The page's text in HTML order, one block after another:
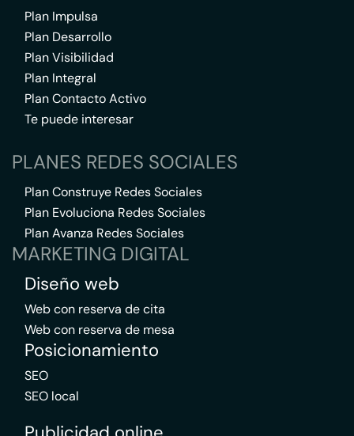
Plan Impulsa
Plan Desarrollo
Plan Visibilidad
Plan Integral
Plan Contacto Activo
Te puede interesar
PLANES REDES SOCIALES
Plan Construye Redes Sociales
Plan Evoluciona Redes Sociales
Plan Avanza Redes Sociales
MARKETING DIGITAL
Diseño web
Web con reserva de cita
Web con reserva de mesa
Posicionamiento
SEO
SEO local